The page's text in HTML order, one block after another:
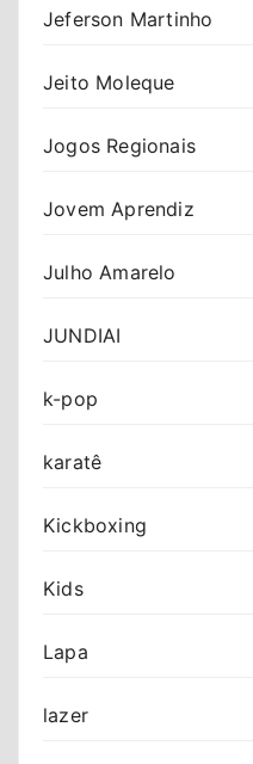
Jeferson Martinho
Jeito Moleque
Jogos Regionais
Jovem Aprendiz
Julho Amarelo
JUNDIAI
k-pop
karatê
Kickboxing
Kids
Lapa
lazer